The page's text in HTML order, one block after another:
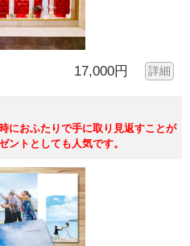
17,000円 詳細
におふたりで手に取り見返すことが
ントとしても人気です。